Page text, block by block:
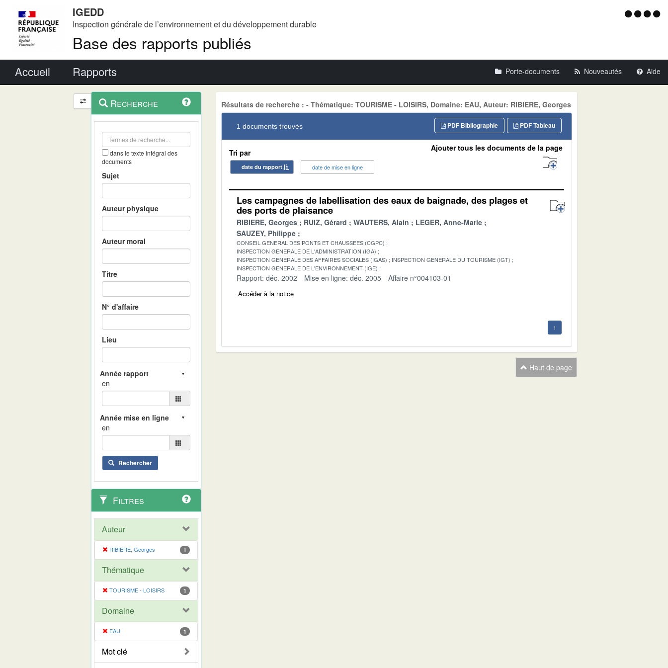
IGEDD
Inspection générale de l’environnement et du développement durable
Base des rapports publiés
Menu
Accueil Rapports Porte-documents Nouveautés Aide
Navigation
et
outils
contextuel
Recherche
dans le texte intégral des
documents
Sujet
Auteur physique
Auteur moral
Titre
N° d'affaire
Lieu
en
en
Rechercher
Filtres
Auteur
RIBIERE, Georges 1
Thématique
TOURISME - LOISIRS 1
Domaine
EAU 1
Mot clé
Résultats de recherche : - Thématique: TOURISME - LOISIRS, Domaine: EAU, Auteur: RIBIERE, Georges
1 documents trouvés PDF Tableau
PDF Bibliographie
Tri par
date du rapport date de mise en ligne
Ajouter tous les documents de la page
Les campagnes de labellisation des eaux de baignade, des plages et
des ports de plaisance
RIBIERE, Georges RUIZ, Gérard WAUTERS, Alain
LEGER, Anne-Marie
SAUZEY, Philippe
CONSEIL GENERAL DES PONTS ET CHAUSSEES (CGPC)
INSPECTION GENERALE DE L'ADMINISTRATION (IGA)
INSPECTION GENERALE DES AFFAIRES SOCIALES (IGAS)
INSPECTION GENERALE DU TOURISME (IGT)
INSPECTION GENERALE DE L'ENVIRONNEMENT (IGE)
Rapport: déc. 2002 Mise en ligne: déc. 2005 Affaire n°004103-01
Accéder à la notice
1
Haut de page